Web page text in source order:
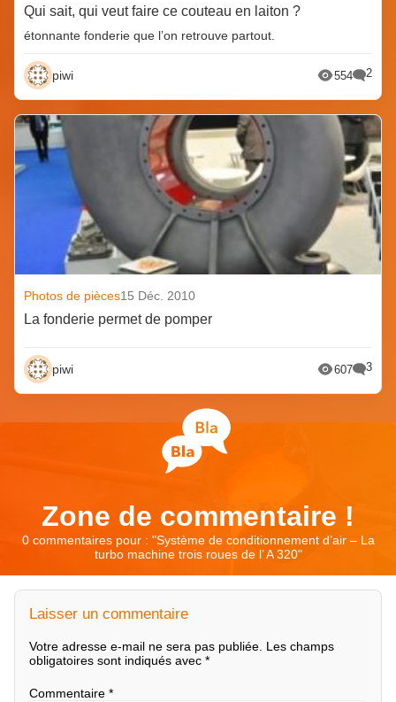
Qui sait, qui veut faire ce couteau en laiton ?
étonnante fonderie que l’on retrouve partout.
piwi 554 2
Photos de pièces15 Déc. 2010
La fonderie permet de pomper
piwi 607 3
Zone de commentaire !
0 commentaires pour : "Système de conditionnement d’air – La
turbo machine trois roues de l’ A 320"
Laisser un commentaire
Votre adresse e-mail ne sera pas publiée. Les champs
obligatoires sont indiqués avec *
Commentaire *